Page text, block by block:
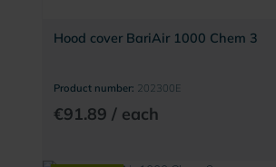
Hood cover BariAir 1000 Chem 3
Product number: 202300E
€91.89 / each